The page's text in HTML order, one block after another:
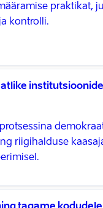
praktikat,
kontrolli.
institutsioonide
riigihalduse